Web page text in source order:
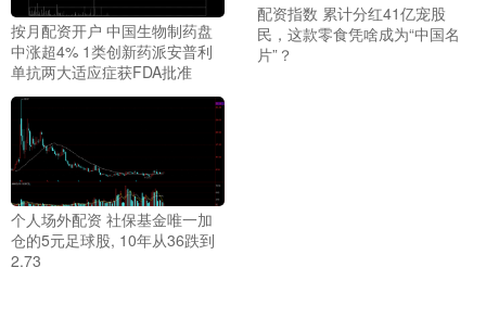
按月配资开户 中国生物制药盘
中涨超4% 1类创新药派安普利
单抗两大适应症获FDA批准
配资指数 累计分红41亿宠股
民，这款零食凭啥成为“中国名
片”？
个人场外配资 社保基金唯一加
仓的5元足球股, 10年从36跌到
2.73